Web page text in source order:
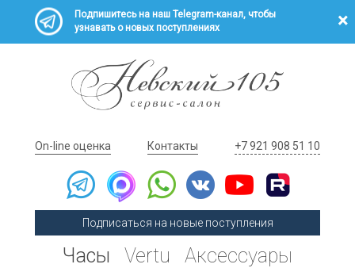
Подпишитесь на наш Telegram-канал, чтобы
узнавать о новых поступлениях
On-line оценка Контакты +7 921 908 51 10
Подписаться на новые поступления
Часы Vertu Аксессуары